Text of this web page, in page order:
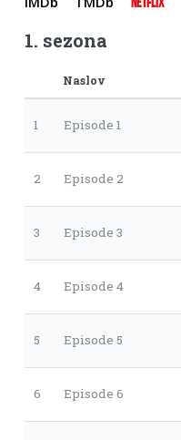
1. sezona
Naslov
1 Episode 1
2 Episode 2
3 Episode 3
4 Episode 4
5 Episode 5
6 Episode 6